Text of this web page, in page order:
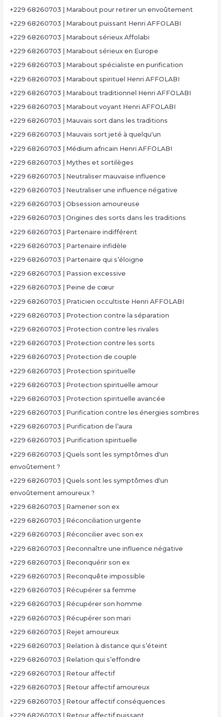
+229 68260703 | Marabout pour retirer un envoûtement
+229 68260703 | Marabout puissant Henri AFFOLABI
+229 68260703 | Marabout sérieux Affolabi
+229 68260703 | Marabout sérieux en Europe
+229 68260703 | Marabout spécialiste en purification
+229 68260703 | Marabout spirituel Henri AFFOLABI
+229 68260703 | Marabout traditionnel Henri AFFOLABI
+229 68260703 | Marabout voyant Henri AFFOLABI
+229 68260703 | Mauvais sort dans les traditions
+229 68260703 | Mauvais sort jeté à quelqu'un
+229 68260703 | Médium africain Henri AFFOLABI
+229 68260703 | Mythes et sortilèges
+229 68260703 | Neutraliser mauvaise influence
+229 68260703 | Neutraliser une influence négative
+229 68260703 | Obsession amoureuse
+229 68260703 | Origines des sorts dans les traditions
+229 68260703 | Partenaire indifférent
+229 68260703 | Partenaire infidèle
+229 68260703 | Partenaire qui s’éloigne
+229 68260703 | Passion excessive
+229 68260703 | Peine de cœur
+229 68260703 | Praticien occultiste Henri AFFOLABI
+229 68260703 | Protection contre la séparation
+229 68260703 | Protection contre les rivales
+229 68260703 | Protection contre les sorts
+229 68260703 | Protection de couple
+229 68260703 | Protection spirituelle
+229 68260703 | Protection spirituelle amour
+229 68260703 | Protection spirituelle avancée
+229 68260703 | Purification contre les énergies sombres
+229 68260703 | Purification de l’aura
+229 68260703 | Purification spirituelle
+229 68260703 | Quels sont les symptômes d'un
envoûtement ?
+229 68260703 | Quels sont les symptômes d'un
envoûtement amoureux ?
+229 68260703 | Ramener son ex
+229 68260703 | Réconciliation urgente
+229 68260703 | Réconcilier avec son ex
+229 68260703 | Reconnaître une influence négative
+229 68260703 | Reconquérir son ex
+229 68260703 | Reconquête impossible
+229 68260703 | Récupérer sa femme
+229 68260703 | Récupérer son homme
+229 68260703 | Récupérer son mari
+229 68260703 | Rejet amoureux
+229 68260703 | Relation à distance qui s’éteint
+229 68260703 | Relation qui s’effondre
+229 68260703 | Retour affectif
+229 68260703 | Retour affectif amoureux
+229 68260703 | Retour affectif conséquences
+229 68260703 | Retour affectif puissant